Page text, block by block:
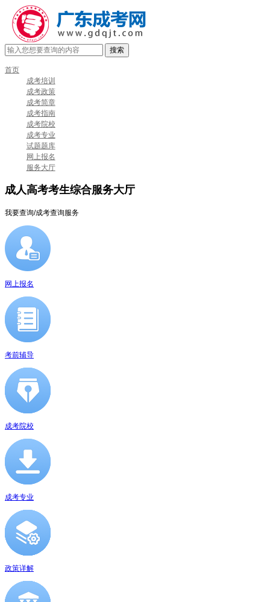
首页
成考培训
成考政策
成考简章
成考指南
成考院校
成考专业
试题题库
网上报名
服务大厅
成人高考考生综合服务大厅
我要查询/成考查询服务
网上报名
考前辅导
成考院校
成考专业
政策详解